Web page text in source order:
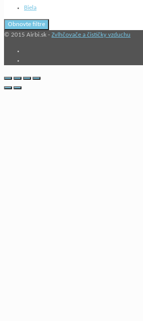
Biela
Obnovte filtre
© 2015 Airbi.sk - Zvlhčovače a čističky vzduchu